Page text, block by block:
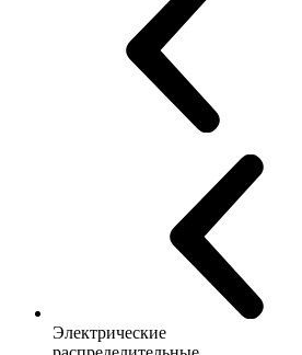
Электрические